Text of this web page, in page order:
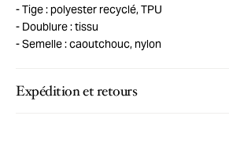
Tige : polyester recyclé, TPU
Doublure : tissu
Semelle : caoutchouc, nylon
Expédition et retours